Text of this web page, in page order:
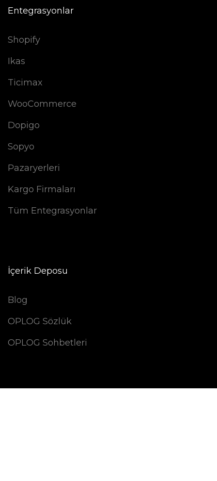
Entegrasyonlar
Shopify
Ikas
Ticimax
WooCommerce
Dopigo
Sopyo
Pazaryerleri
Kargo Firmaları
Tüm Entegrasyonlar
İçerik Deposu
Blog
OPLOG Sözlük
OPLOG Sohbetleri